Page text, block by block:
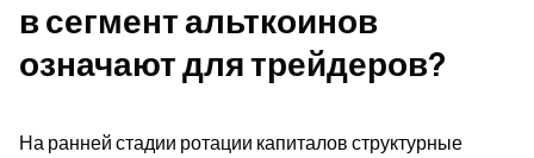
в сегмент альткоинов
означают для трейдеров?
На ранней стадии ротации капиталов структурные